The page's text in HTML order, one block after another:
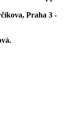
Praha 3 -